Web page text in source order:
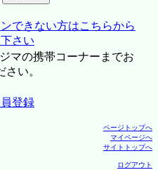
できない方はこちらから
さい
マの携帯コーナーまでお
さい。
登録
ページトップへ
マイページへ
サイトトップへ
ログアウト